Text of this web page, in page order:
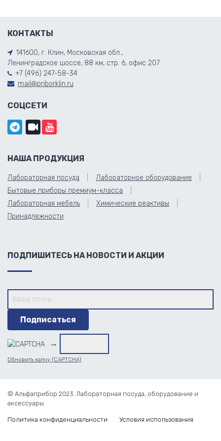
КОНТАКТЫ
141600, г. Клин, Московская обл.,
Ленинградское шоссе, 88 км, стр. 6, офис 207
+7 (496) 247-58-34
mail@priborklin.ru
СОЦСЕТИ
НАША ПРОДУКЦИЯ
Лабораторная посуда
Лабораторное оборудование
Бытовые приборы премиум-класса
Лабораторная мебель
Химические реактивы
Принадлежности
ПОДПИШИТЕСЬ НА НОВОСТИ И АКЦИИ
→
Обновить капчу (CAPTCHA)
© Альфаприбор 2023. Лабораторная посуда, оборудование и
аксессуары.
Политика конфиденциальности Условия использования